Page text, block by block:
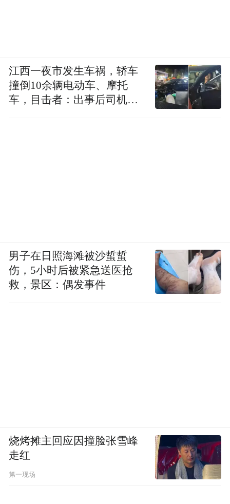
江西一夜市发生车祸，轿车
撞倒10余辆电动车、摩托
车，目击者：出事后司机一
男子在日照海滩被沙蜇蜇
伤，5小时后被紧急送医抢
救，景区：偶发事件
烧烤摊主回应因撞脸张雪峰
走红
第一现场